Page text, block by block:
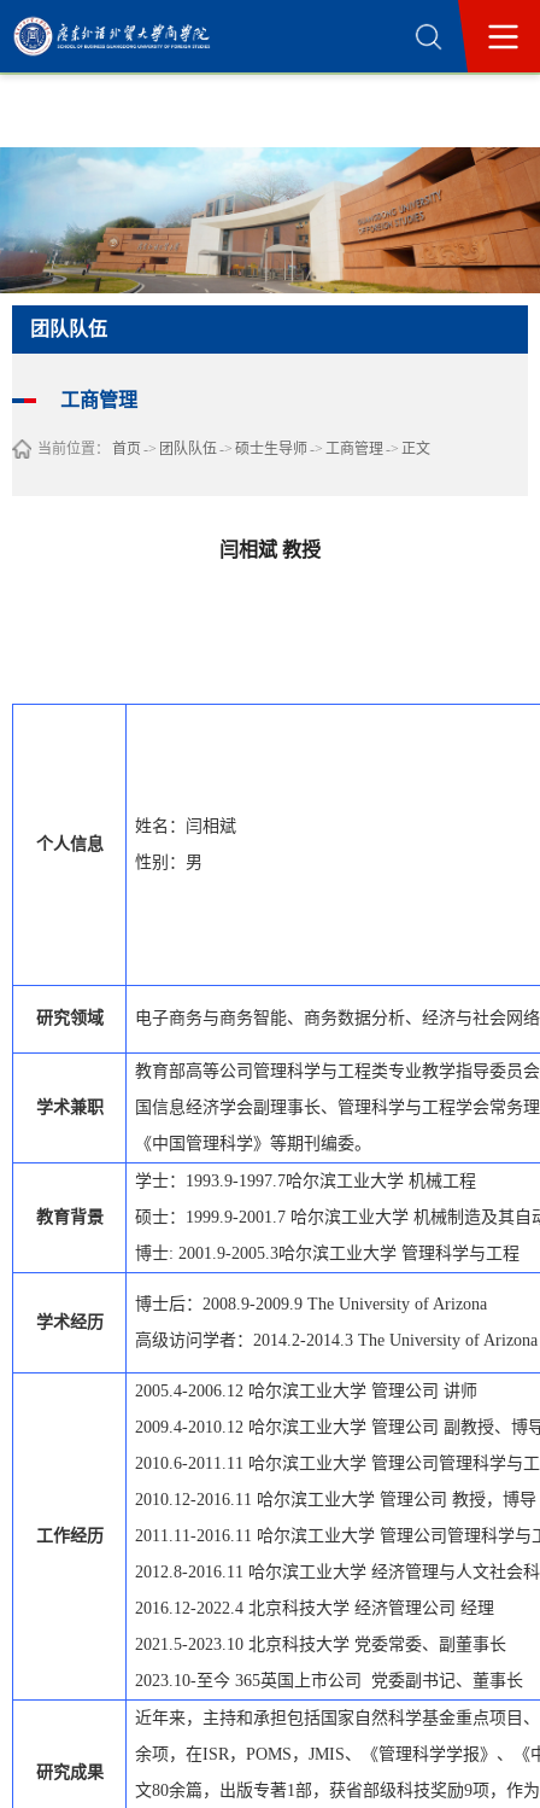
365英国上市公司(集团)官方网站-Official
团队队伍
工商管理
当前位置： 首页 -> 团队队伍-> 硕士生导师 -> 工商管理 -> 正文
闫相斌 教授
个人信息
姓名：闫相斌
性别：男
研究领域 电子商务与商务智能、商务数据分析、经济与社会网
学术兼职
教育部高等公司管理科学与工程类专业教学指导委员
国信息经济学会副理事长、管理科学与工程学会常务
《中国管理科学》等期刊编委。
教育背景
学士： 1993.9-1997.7哈尔滨工业大学 机械工程
硕士： 1999.9-2001.7 哈尔滨工业大学 机械制造及其自
博士: 2001.9-2005.3哈尔滨工业大学 管理科学与工程
学术经历
博士后： 2008.9-2009.9 The University of Arizona
高级访问学者： 2014.2-2014.3 The University of Arizona
工作经历
2005.4-2006.12 哈尔滨工业大学 管理公司 讲师
2009.4-2010.12 哈尔滨工业大学 管理公司 副教授、博
2010.6-2011.11 哈尔滨工业大学 管理公司管理科学与
2010.12-2016.11 哈尔滨工业大学 管理公司 教授，博导
2011.11-2016.11 哈尔滨工业大学 管理公司管理科学与
2012.8-2016.11 哈尔滨工业大学 经济管理与人文社会
2016.12-2022.4 北京科技大学 经济管理公司 经理
2021.5-2023.10 北京科技大学 党委常委、副董事长
2023.10-至今 365英国上市公司 党委副书记、董事长
研究成果
近年来，主持和承担包括国家自然科学基金重点项目
余项，在ISR，POMS，JMIS、《管理科学学报》、
文80余篇，出版专著1部，获省部级科技奖励9项，作